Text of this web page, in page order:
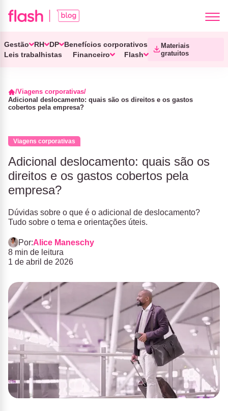
Gestão RH DP
Benefícios corporativos
Leis trabalhistas
Financeiro Flash
Materiais
gratuitos
Viagens corporativas
Adicional deslocamento: quais são os direitos e os gastos
cobertos pela empresa?
Viagens corporativas
Adicional deslocamento: quais são os
direitos e os gastos cobertos pela
empresa?
Dúvidas sobre o que é o adicional de deslocamento?
Tudo sobre o tema e orientações úteis.
Por:Alice Maneschy
8 min de leitura
1 de abril de 2026